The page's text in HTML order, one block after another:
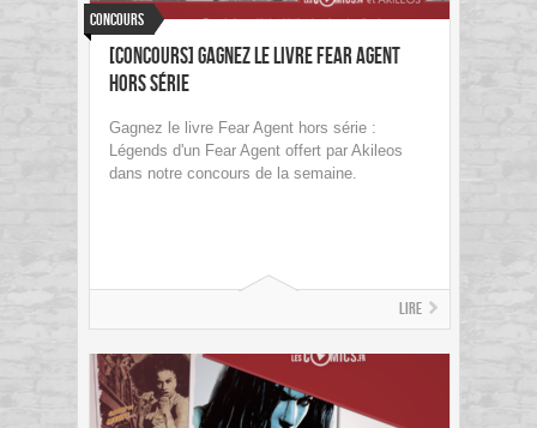
Concours
[concours] Gagnez le livre Fear Agent
Hors Série
Gagnez le livre Fear Agent hors série :
Légends d'un Fear Agent offert par Akileos
dans notre concours de la semaine.
Lire